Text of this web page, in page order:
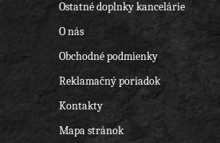
Ostatné doplnky kancelárie
O nás
Obchodné podmienky
Reklamačný poriadok
Kontakty
Mapa stránok